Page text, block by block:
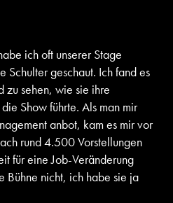
ich oft unserer Stage
geschaut. Ich fand es
zu sehen, wie sie ihre
Show führte. Als man mir
anbot, kam es mir vor
rund 4.500 Vorstellungen
für eine Job-Veränderung
Bühne nicht, ich habe sie ja